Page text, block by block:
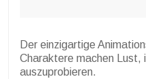
Der einzigartige
Charaktere machen Lust,
auszuprobieren.